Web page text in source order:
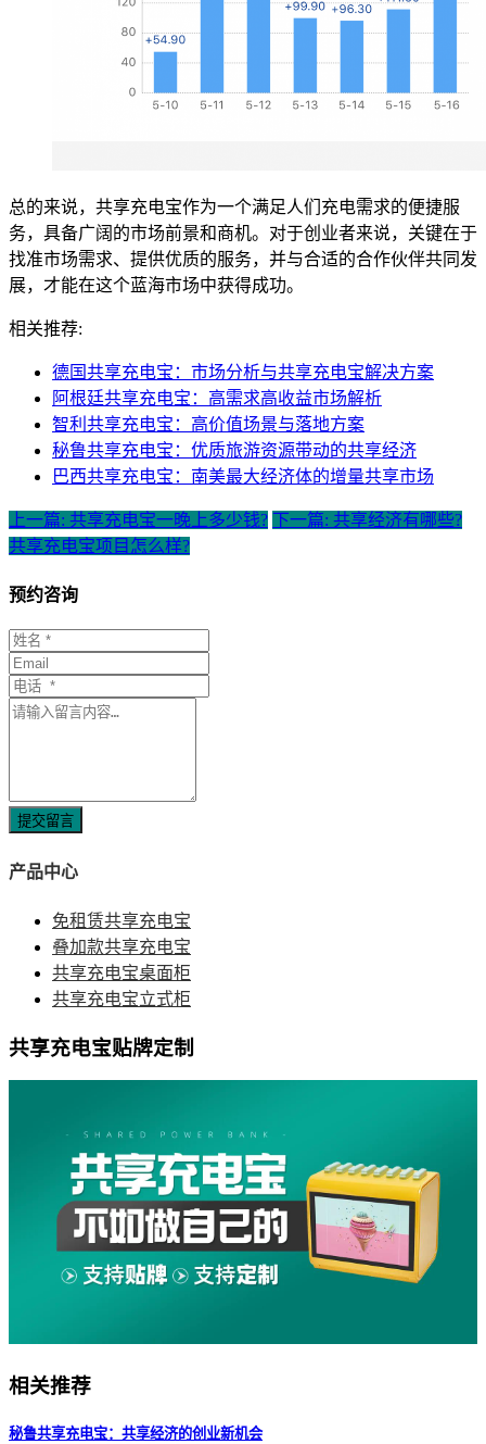
总的来说，共享充电宝作为一个满足人们充电需求的便捷服
务，具备广阔的市场前景和商机。对于创业者来说，关键在于
找准市场需求、提供优质的服务，并与合适的合作伙伴共同发
展，才能在这个蓝海市场中获得成功。
相关推荐:
德国共享充电宝：市场分析与共享充电宝解决方案
阿根廷共享充电宝：高需求高收益市场解析
智利共享充电宝：高价值场景与落地方案
秘鲁共享充电宝：优质旅游资源带动的共享经济
巴西共享充电宝：南美最大经济体的增量共享市场
上一篇: 共享充电宝一晚上多少钱? 下一篇: 共享经济有哪些?
共享充电宝项目怎么样?
预约咨询
提交留言
产品中心
免租赁共享充电宝
叠加款共享充电宝
共享充电宝桌面柜
共享充电宝立式柜
共享充电宝贴牌定制
相关推荐
秘鲁共享充电宝：共享经济的创业新机会